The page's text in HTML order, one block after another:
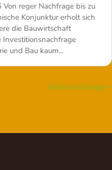
reger Nachfrage bis zu
Konjunktur erholt sich
die Bauwirtschaft
und Bau kaum...
Nächste Einträge »